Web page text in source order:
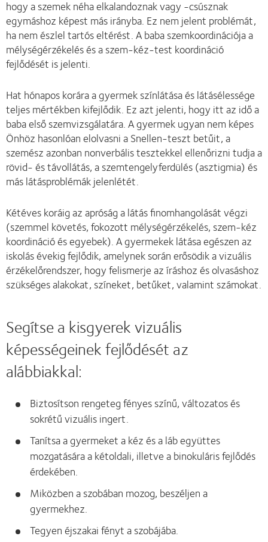
hogy a szemek néha elkalandoznak vagy -csúsznak
egymáshoz képest más irányba. Ez nem jelent problémát,
ha nem észlel tartós eltérést. A baba szemkoordinációja a
mélységérzékelés és a szem-kéz-test koordináció
fejlődését is jelenti.
Hat hónapos korára a gyermek színlátása és látásélessége
teljes mértékben kifejlődik. Ez azt jelenti, hogy itt az idő a
baba első szemvizsgálatára. A gyermek ugyan nem képes
Önhöz hasonlóan elolvasni a Snellen-teszt betűit, a
szemész azonban nonverbális tesztekkel ellenőrizni tudja a
rövid- és távollátás, a szemtengelyferdülés (asztigmia) és
más látásproblémák jelenlétét.
Kétéves koráig az apróság a látás finomhangolását végzi
(szemmel követés, fokozott mélységérzékelés, szem-kéz
koordináció és egyebek). A gyermekek látása egészen az
iskolás évekig fejlődik, amelynek során erősödik a vizuális
érzékelőrendszer, hogy felismerje az íráshoz és olvasáshoz
szükséges alakokat, színeket, betűket, valamint számokat.
Segítse a kisgyerek vizuális
képességeinek fejlődését az
alábbiakkal:
Biztosítson rengeteg fényes színű, változatos és
sokrétű vizuális ingert.
Tanítsa a gyermeket a kéz és a láb együttes
mozgatására a kétoldali, illetve a binokuláris fejlődés
érdekében.
Miközben a szobában mozog, beszéljen a
gyermekhez.
Tegyen éjszakai fényt a szobájába.